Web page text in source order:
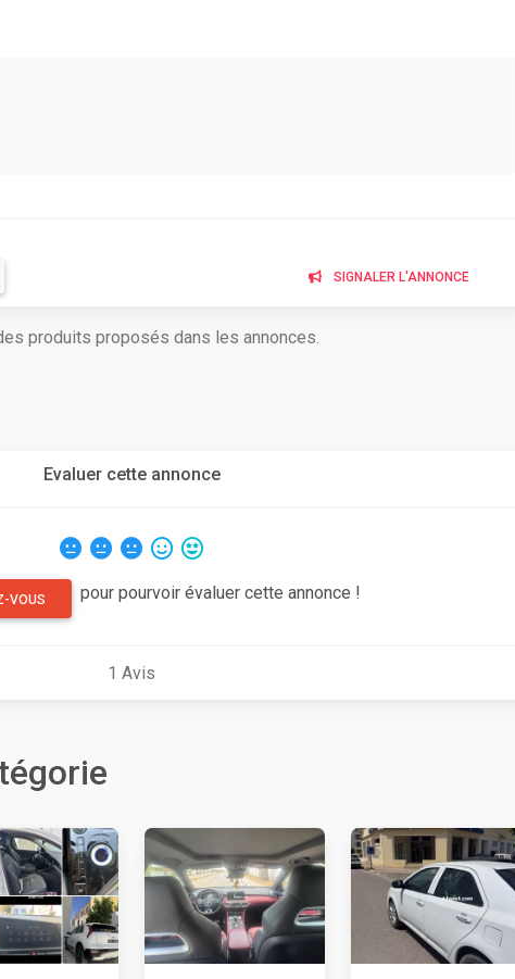
SIGNALER L'ANNONCE
produits proposés dans les annonces.
Evaluer cette annonce
VOUS pour pourvoir évaluer cette annonce !
1 Avis